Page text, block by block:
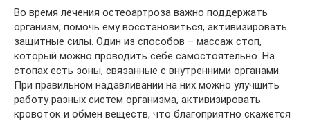
Во время лечения остеоартроза важно поддержать
организм, помочь ему восстановиться, активизировать
защитные силы. Один из способов – массаж стоп,
который можно проводить себе самостоятельно. На
стопах есть зоны, связанные с внутренними органами.
При правильном надавливании на них можно улучшить
работу разных систем организма, активизировать
кровоток и обмен веществ, что благоприятно скажется